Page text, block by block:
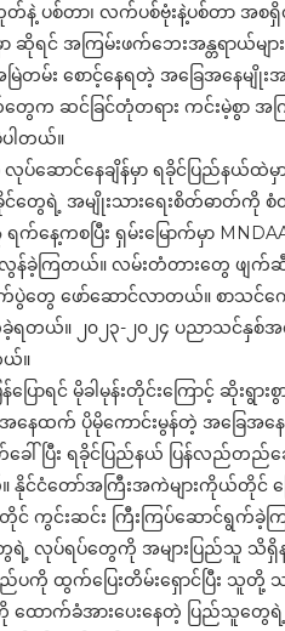
တ်နဲ့ ပစ်တာ၊ လက်ပစ်ဗုံးနဲ့ပစ်တာ အ
င် အကြမ်းဖက်ဘေးအန္တရာယ်များ
အမြဲတမ်း စောင့်နေရတဲ့ အခြေအန
ေက ဆင်ခြင်တုံတရား ကင်းမဲ့စွာ
ါတယ်။
ဆောင်နေချိန်မှာ ရခိုင်ပြည်နယ်ထဲမှ
တွေရဲ့ အမျိုးသားရေးစိတ်ဓာတ်ကို စံထ
က်နေ့ကစပြီး ရှမ်းမြောက်မှာ
န်ခဲ့ကြတယ်။ လမ်းတံတားတွေ ဖျ
ပွဲတွေ ဖော်ဆောင်လာတယ်။ စာသ
တယ်။ ၂၀၂၃-၂၀၂၄ ပညာသင်နှစ်အ
ယ်။
ာရင် မိုခါမုန်းတိုင်းကြောင့် ဆိုးရွာ
နေထက် ပိုမိုကောင်းမွန်တဲ့ အခြေအ
တ်ခေါ်ပြီး ရခိုင်ပြည်နယ် ပြန်လည်
နိုင်ငံတော်အကြီးအကဲများကိုယ်တိုင် မ
တိုင် ကွင်းဆင်း ကြီးကြပ်ဆောင်ရွက်ခဲ့
တွေရဲ့ လုပ်ရပ်တွေကို အများပြည်သူ သိ
ထွက်ပြေးတိမ်းရှောင်ပြီး သူတို့ သာ
ောက်ခံအားပေးနေတဲ့ ပြည်သူတွေ